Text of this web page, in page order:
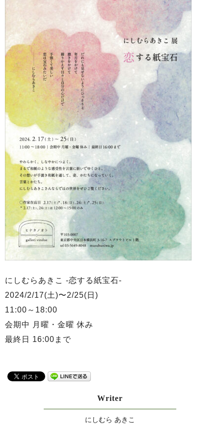
にしむらあきこ -恋する紙宝石-
2024/2/17(土)〜2/25(日)
11:00～18:00
会期中 月曜・金曜 休み
最終日 16:00まで
Writer
にしむら あきこ